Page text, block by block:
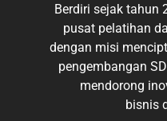
Berdiri sejak tahun
pusat pelatihan
dengan misi
pengembangan
mendorong
bisnis